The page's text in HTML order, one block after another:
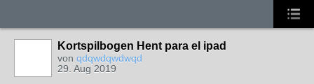
Kortspilbogen Hent para el ipad
von qdqwdqwdwqd
29. Aug 2019